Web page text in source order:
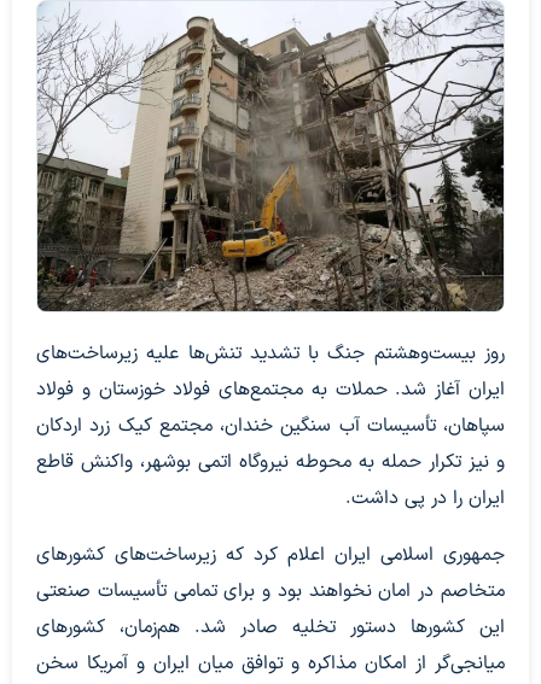
روز بیست‌وهشتم جنگ با تشدید تنش‌ها علیه زیرساخت‌های
ایران آغاز شد. حملات به مجتمع‌های فولاد خوزستان و فولاد
سپاهان، تأسیسات آب سنگین خندان، مجتمع کیک زرد اردکان
و نیز تکرار حمله به محوطه نیروگاه اتمی بوشهر، واکنش قاطع
ایران را در پی داشت.
جمهوری اسلامی ایران اعلام کرد که زیرساخت‌های کشورهای
متخاصم در امان نخواهند بود و برای تمامی تأسیسات صنعتی
این کشورها دستور تخلیه صادر شد. هم‌زمان، کشورهای
میانجی‌گر از امکان مذاکره و توافق میان ایران و آمریکا سخن